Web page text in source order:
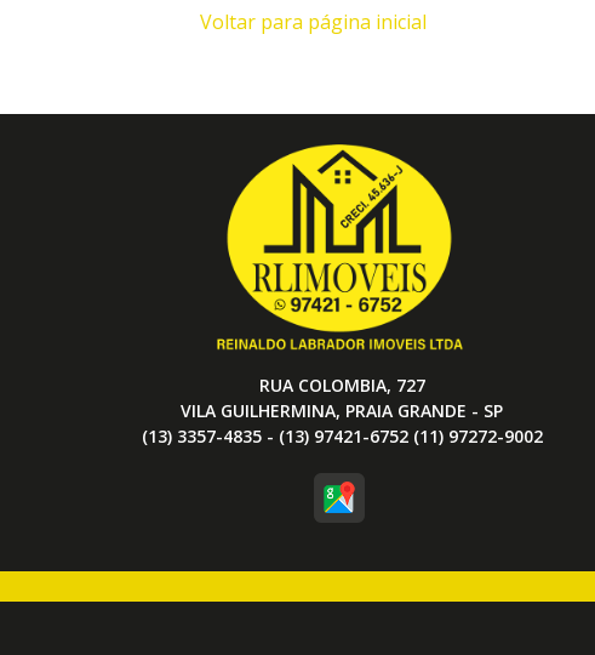
Voltar para página inicial
RUA COLOMBIA, 727
VILA GUILHERMINA, PRAIA GRANDE - SP
(13) 3357-4835 - (13) 97421-6752 (11) 97272-9002